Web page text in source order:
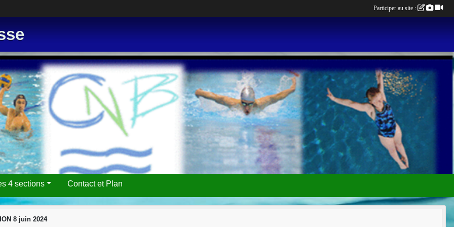
4 sections Contact et Plan
8 juin 2024
Participer au site :